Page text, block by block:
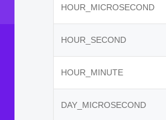
HOUR_MICROSECOND
HOUR_SECOND
HOUR_MINUTE
DAY_MICROSECOND